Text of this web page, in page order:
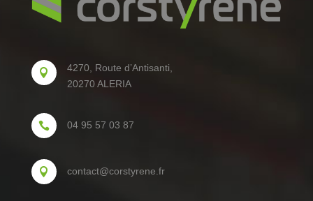

4270, Route d’Antisanti,
20270 ALERIA
 04 95 57 03 87
 contact@corstyrene.fr